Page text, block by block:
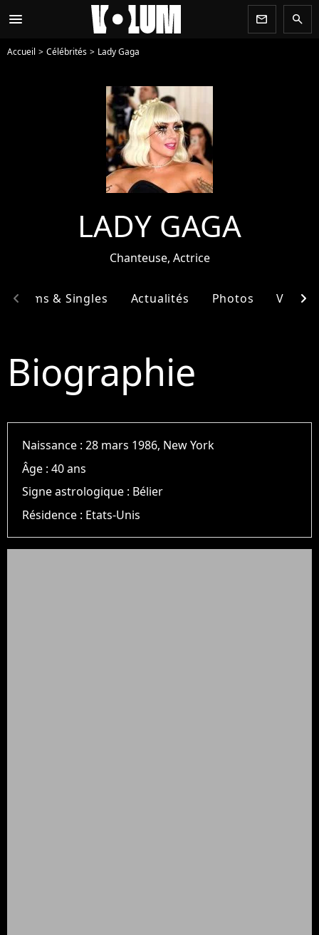
menu newsletter search
Accueil Célébrités Lady Gaga
LADY GAGA
Chanteuse, Actrice
Albums & Singles Actualités Photos Vidéos
chevron_left chevron_right
Biographie
Naissance :28 mars 1986, New York
Âge :40 ans
Signe astrologique : Bélier
Résidence : Etats-Unis